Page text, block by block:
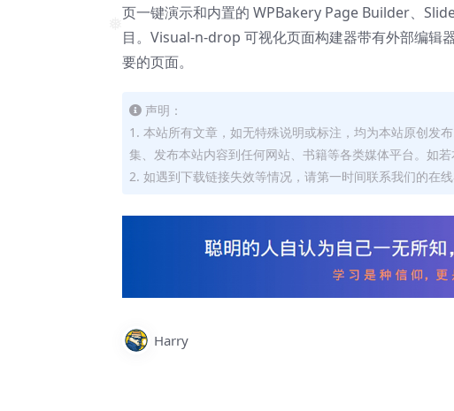
页一键演示和内置的 WPBakery Page Builder、
目。Visual-n-drop 可视化页面构建器带有外部编辑
要的页面。
声明：
1. 本站所有文章，如无特殊说明或标注，均为本站原创发
集、发布本站内容到任何网站、书籍等各类媒体平台。如
2. 如遇到下载链接失效等情况，请第一时间联系我们的在
Harry